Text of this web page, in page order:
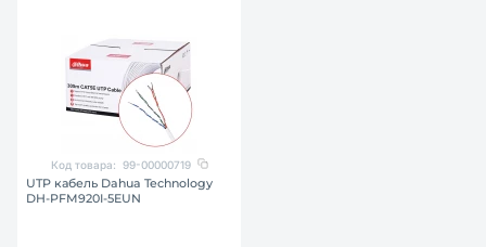
Код товара: 99-00000719
UTP кабель Dahua Technology
DH-PFM920I-5EUN